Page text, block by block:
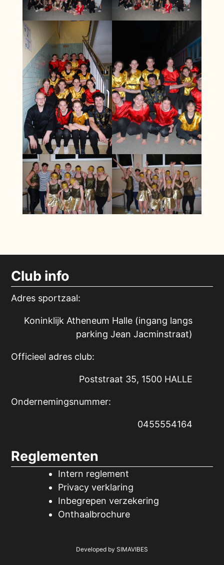
Club info
Adres sportzaal:
Koninklijk Atheneum Halle (ingang langs
parking Jean Jacminstraat)
Officieel adres club:
Poststraat 35, 1500 HALLE
Ondernemingsnummer:
0455554164
Reglementen
Intern reglement
Privacy verklaring
Inbegrepen verzekering
Onthaalbrochure
Developed by SIMAVIBES